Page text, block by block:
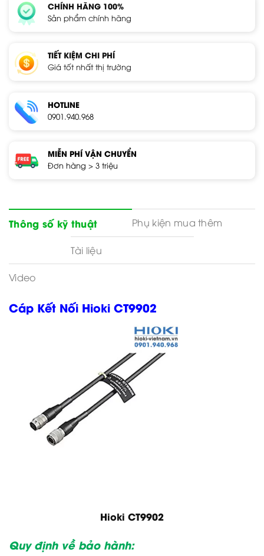
CHÍNH HÃNG 100%
Sản phẩm chính hãng
TIẾT KIỆM CHI PHÍ
Giá tốt nhất thị trường
HOTLINE
0901.940.968
MIỄN PHÍ VẬN CHUYỂN
Đơn hàng > 3 triệu
Thông số kỹ thuật Phụ kiện mua thêm
Tài liệu
Video
Cáp Kết Nối Hioki CT9902
Hioki CT9902
Quy định về bảo hành: